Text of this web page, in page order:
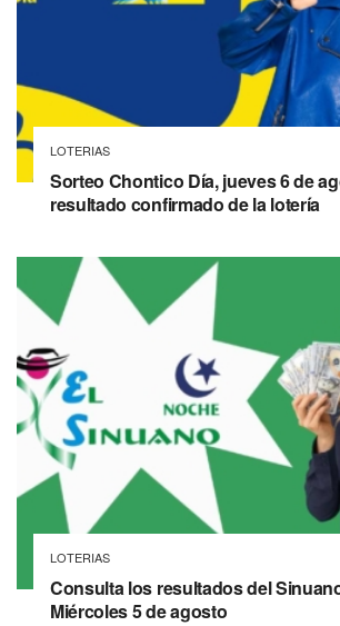
LOTERIAS
Sorteo Chontico Día, jueves 6 de
resultado confirmado de la lotería
LOTERIAS
Consulta los resultados del
Miércoles 5 de agosto